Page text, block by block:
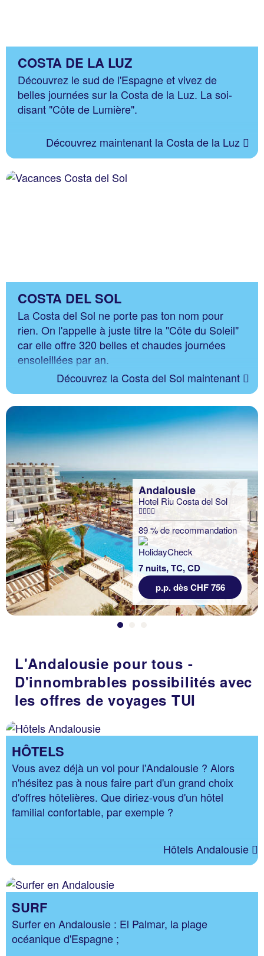
COSTA DE LA LUZ
Découvrez le sud de l'Espagne et vivez de
belles journées sur la Costa de la Luz. La soi-
disant "Côte de Lumière".
Découvrez maintenant la Costa de la Luz
COSTA DEL SOL
La Costa del Sol ne porte pas ton nom pour
rien. On l'appelle à juste titre la "Côte du Soleil"
car elle offre 320 belles et chaudes journées
ensoleillées par an.
Découvrez la Costa del Sol maintenant
Previous
Andalousie
Hotel Riu Costa del Sol
89 % de recommandation
7 nuits, TC, CD
p.p. dès CHF 756
L'Andalousie pour tous -
D'innombrables possibilités avec
les offres de voyages TUI
HÔTELS
Vous avez déjà un vol pour l'Andalousie ? Alors
n'hésitez pas à nous faire part d'un grand choix
d'offres hôtelières. Que diriez-vous d'un hôtel
familial confortable, par exemple ?
Hôtels Andalousie
SURF
Surfer en Andalousie : El Palmar, la plage
océanique d'Espagne ;